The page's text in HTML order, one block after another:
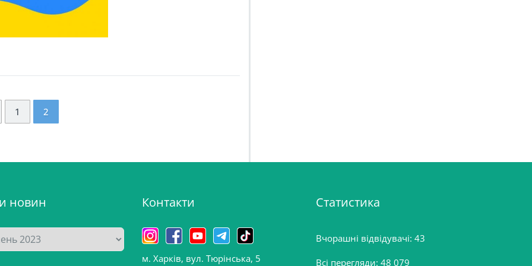
1 2
новин Контакти
м. Харків, вул. Тюрінська, 5
Статистика
Вчорашні відвідувачі: 43
Всі перегляди: 48 079